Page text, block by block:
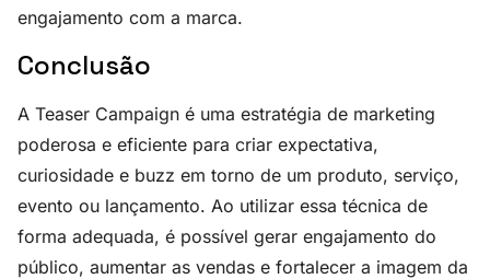
engajamento com a marca.
Conclusão
A Teaser Campaign é uma estratégia de marketing
poderosa e eficiente para criar expectativa,
curiosidade e buzz em torno de um produto, serviço,
evento ou lançamento. Ao utilizar essa técnica de
forma adequada, é possível gerar engajamento do
público, aumentar as vendas e fortalecer a imagem da